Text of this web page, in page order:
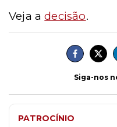
Veja adecisão.
Siga-nos
PATROCÍNIO